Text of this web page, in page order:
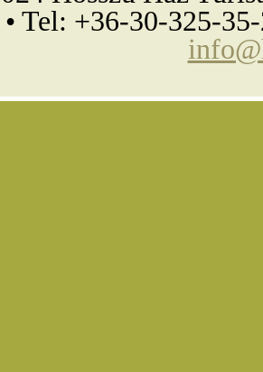
• Tel: +36-30-325-